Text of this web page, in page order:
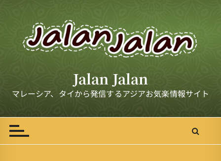
t
n
Jalan Jalan
マレーシア、タイから発信するアジアお気楽情報サイト